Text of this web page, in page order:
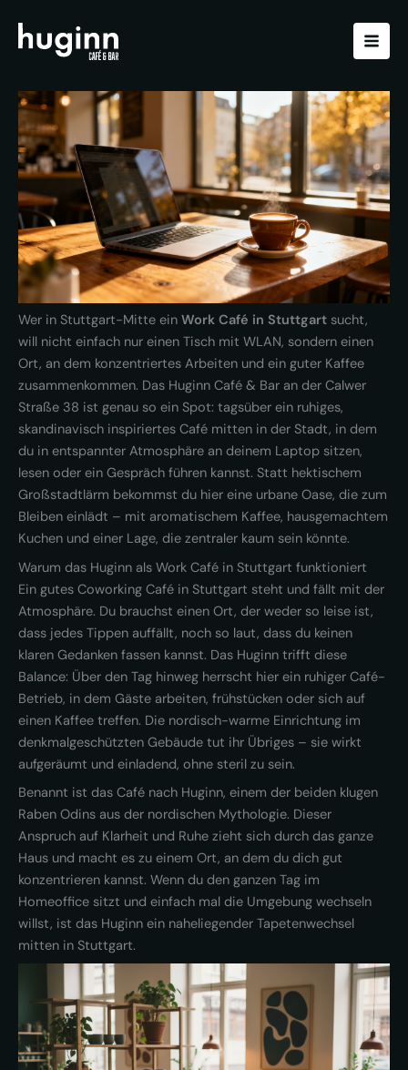
Inhalt
springen
Wer in Stuttgart-Mitte ein Work Café in Stuttgart sucht,
will nicht einfach nur einen Tisch mit WLAN, sondern einen
Ort, an dem konzentriertes Arbeiten und ein guter Kaffee
zusammenkommen. Das Huginn Café & Bar an der Calwer
Straße 38 ist genau so ein Spot: tagsüber ein ruhiges,
skandinavisch inspiriertes Café mitten in der Stadt, in dem
du in entspannter Atmosphäre an deinem Laptop sitzen,
lesen oder ein Gespräch führen kannst. Statt hektischem
Großstadtlärm bekommst du hier eine urbane Oase, die zum
Bleiben einlädt – mit aromatischem Kaffee, hausgemachtem
Kuchen und einer Lage, die zentraler kaum sein könnte.
Warum das Huginn als Work Café in Stuttgart funktioniert
Ein gutes Coworking Café in Stuttgart steht und fällt mit der
Atmosphäre. Du brauchst einen Ort, der weder so leise ist,
dass jedes Tippen auffällt, noch so laut, dass du keinen
klaren Gedanken fassen kannst. Das Huginn trifft diese
Balance: Über den Tag hinweg herrscht hier ein ruhiger Café-
Betrieb, in dem Gäste arbeiten, frühstücken oder sich auf
einen Kaffee treffen. Die nordisch-warme Einrichtung im
denkmalgeschützten Gebäude tut ihr Übriges – sie wirkt
aufgeräumt und einladend, ohne steril zu sein.
Benannt ist das Café nach Huginn, einem der beiden klugen
Raben Odins aus der nordischen Mythologie. Dieser
Anspruch auf Klarheit und Ruhe zieht sich durch das ganze
Haus und macht es zu einem Ort, an dem du dich gut
konzentrieren kannst. Wenn du den ganzen Tag im
Homeoffice sitzt und einfach mal die Umgebung wechseln
willst, ist das Huginn ein naheliegender Tapetenwechsel
mitten in Stuttgart.